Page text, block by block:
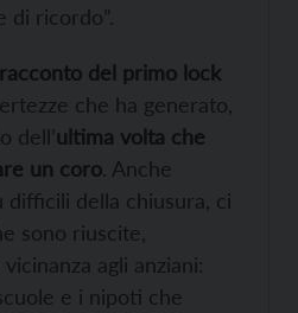
di ricordo”.
del primo lock
che ha generato,
dell’ultima volta che
un coro. Anche
della chiusura, ci
sono riuscite,
agli anziani:
e i nipoti che